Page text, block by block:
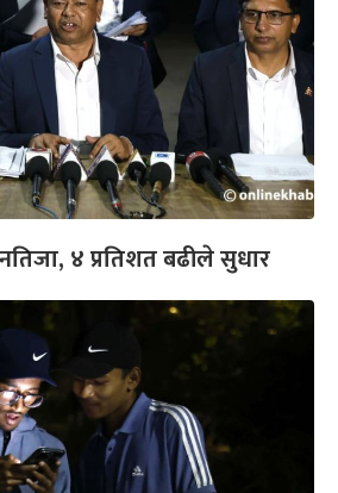
४ प्रतिशत बढीले सुधार